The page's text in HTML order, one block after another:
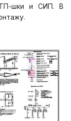
шки и СИП. В